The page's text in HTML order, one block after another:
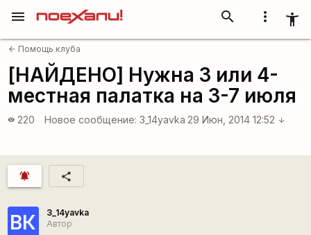
more_vert accessibility_new
search
menu
arrow_back Помощь клуба
[НАЙДЕНО] Нужна 3 или 4-
местная палатка на 3-7 июля
visibility 220 Новое сообщение: 3_14yavka 29 Июн, 2014 12:52 arrow_downward
notifications_active share
ВК
3_14yavka
Автор